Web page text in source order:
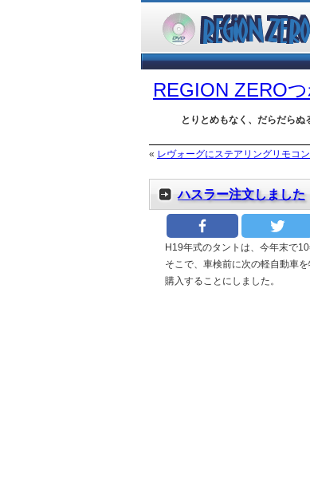
REGION ZERO
とりとめもなく、だらだらぬ
« レヴォーグにステアリングリモコン
ハスラー注文しました
H19年式のタントは、今年末で
そこで、車検前に次の軽自動車
購入することにしました。